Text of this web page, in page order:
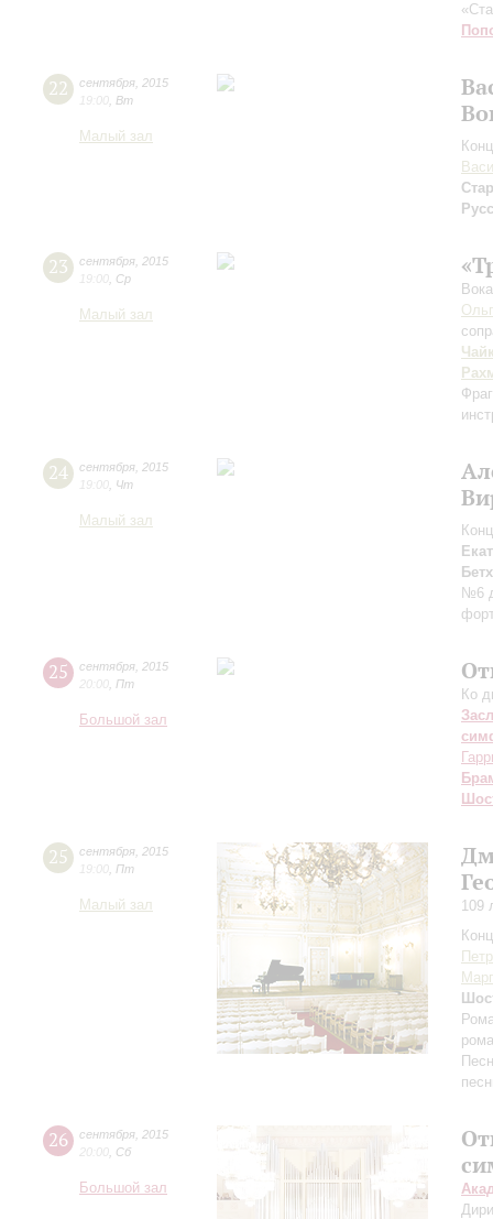
22 сентября 2015
19:00 Вт
Малый зал
23 сентября 2015
19:00 Ср
Малый зал
24 сентября 2015
19:00 Чт
Малый зал
№6
25 сентября 2015
20:00 Пт
Большой зал
Ко
25 сентября 2015
19:00 Пт
Малый зал
109
26 сентября 2015
20:00 Сб
Большой зал